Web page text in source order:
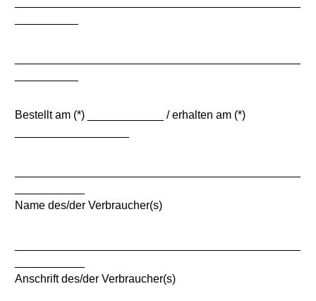
Bestellt am (*) ____________ / erhalten am (*)
Name des/der Verbraucher(s)
Anschrift des/der Verbraucher(s)